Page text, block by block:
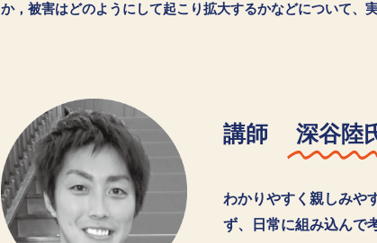
か，被害はどのようにして起こり拡大するかなどについて、
講師 深谷陸
わかりやすく親しみや
ず、日常に組み込んで